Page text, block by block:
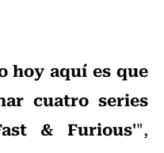
hoy aquí es que
cuatro series
& Furious'",